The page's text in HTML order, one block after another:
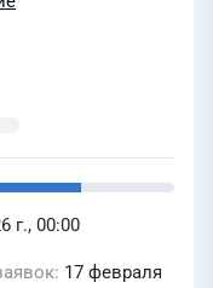
г., 00:00
17 февраля